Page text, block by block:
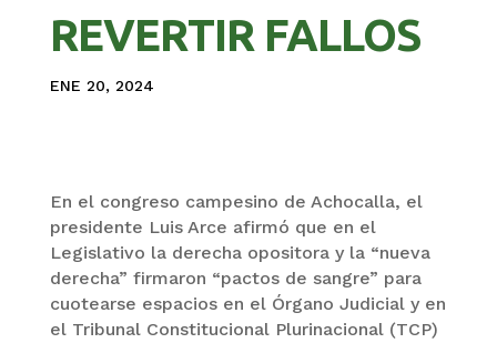
REVERTIR FALLOS
ENE 20, 2024
En el congreso campesino de Achocalla, el
presidente Luis Arce afirmó que en el
Legislativo la derecha opositora y la “nueva
derecha” firmaron “pactos de sangre” para
cuotearse espacios en el Órgano Judicial y en
el Tribunal Constitucional Plurinacional (TCP)